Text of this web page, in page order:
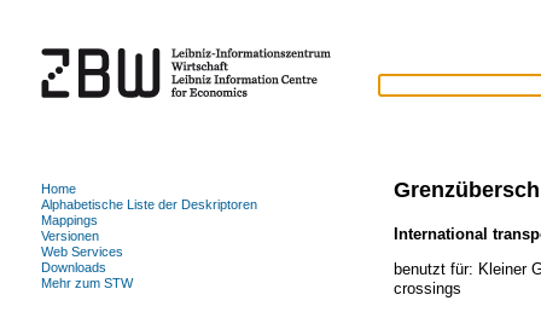
International
benutzt für: Kleiner
crossings
Home
Alphabetische Liste der Deskriptoren
Mappings
Versionen
Web Services
Downloads
Mehr zum STW